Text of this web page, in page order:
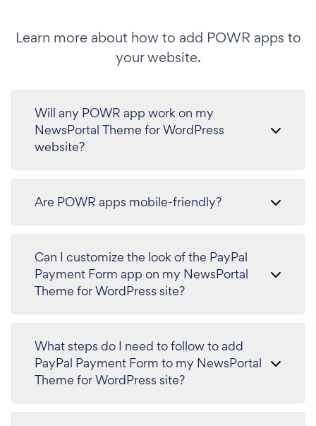
Learn more about how to add POWR apps to
your website.
Will any POWR app work on my
NewsPortal Theme for WordPress
website?
Are POWR apps mobile-friendly?
Can I customize the look of the PayPal
Payment Form app on my NewsPortal
Theme for WordPress site?
What steps do I need to follow to add
PayPal Payment Form to my NewsPortal
Theme for WordPress site?